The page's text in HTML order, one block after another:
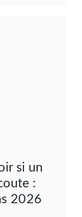
si un
:
2026